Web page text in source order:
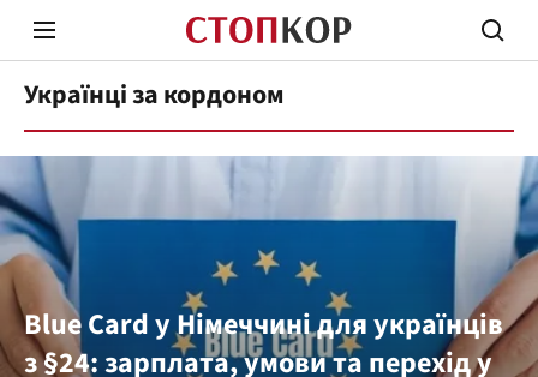
Стоп Політичній Корупції
Політика
Українці за кордоном
Blue Card у Німеччині для українців
з §24: зарплата, умови та перехід у